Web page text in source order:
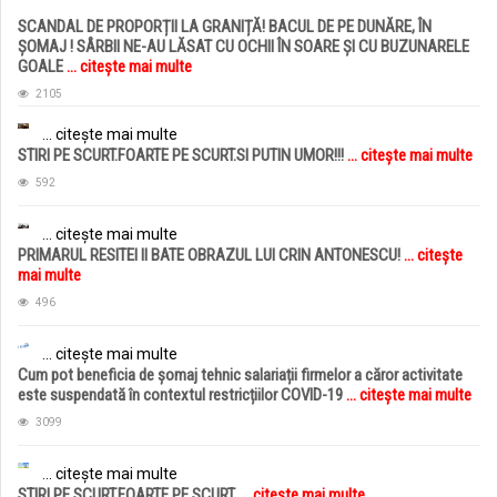
SCANDAL DE PROPORȚII LA GRANIȚĂ! BACUL DE PE DUNĂRE, ÎN
ȘOMAJ ! SÂRBII NE-AU LĂSAT CU OCHII ÎN SOARE ȘI CU BUZUNARELE
GOALE... citește mai multe
2105
... citește mai multe
STIRI PE SCURT.FOARTE PE SCURT.SI PUTIN UMOR!!!... citește mai multe
592
... citește mai multe
PRIMARUL RESITEI II BATE OBRAZUL LUI CRIN ANTONESCU!... citește
mai multe
496
... citește mai multe
Cum pot beneficia de șomaj tehnic salariații firmelor a căror activitate
este suspendată în contextul restricțiilor COVID-19... citește mai multe
3099
... citește mai multe